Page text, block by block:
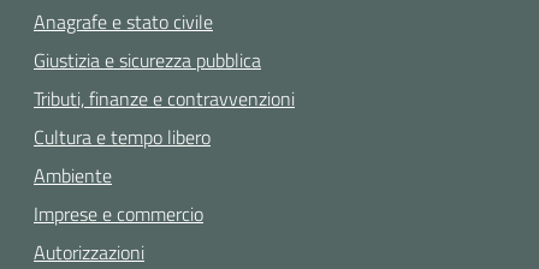
Anagrafe e stato civile
Giustizia e sicurezza pubblica
Tributi, finanze e contravvenzioni
Cultura e tempo libero
Ambiente
Imprese e commercio
Autorizzazioni